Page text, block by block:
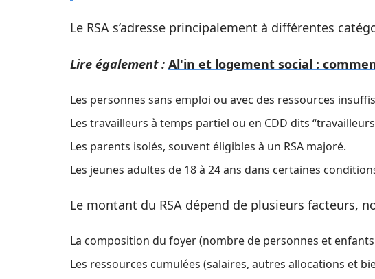
Le RSA s’adresse principalement à différentes
Lire également : Al'in et logement social :
Les personnes sans emploi ou avec des ressources
Les travailleurs à temps partiel ou en CDD dits
Les parents isolés, souvent éligibles à un RSA majoré.
Les jeunes adultes de 18 à 24 ans dans certaines
Le montant du RSA dépend de plusieurs facteurs,
La composition du foyer (nombre de personnes et
Les ressources cumulées (salaires, autres allocations et